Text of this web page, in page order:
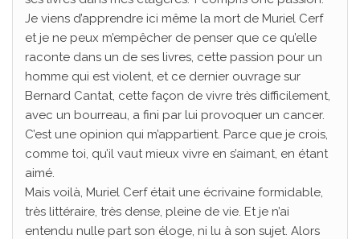
Je viens d’apprendre ici même la mort de Muriel Cerf
et je ne peux m’empêcher de penser que ce qu’elle
raconte dans un de ses livres, cette passion pour un
homme qui est violent, et ce dernier ouvrage sur
Bernard Cantat, cette façon de vivre très difficilement,
avec un bourreau, a fini par lui provoquer un cancer.
C’est une opinion qui m’appartient. Parce que je crois,
comme toi, qu’il vaut mieux vivre en s’aimant, en étant
aimé.
Mais voilà, Muriel Cerf était une écrivaine formidable,
très littéraire, très dense, pleine de vie. Et je n’ai
entendu nulle part son éloge, ni lu à son sujet. Alors